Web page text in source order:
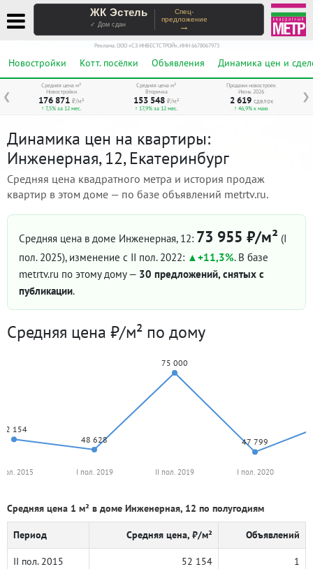
ЖК Эстель
✓ Дом сдан
Спец-
предложение
→
Реклама. ООО «СЗ ИНВЕСТСТРОЙ», ИНН 6678067973
Новостройки Котт. посёлки Объявления Динамика цен и
❮ ❯
Средняя цена м²
Новостройки
176 871 ₽/м²
↑ 7,5% за 12 мес.
Средняя цена м²
Вторичка
153 548 ₽/м²
↑ 17,9% за 12 мес.
Продажи новостроек
Июнь 2026
2 619 сделок
↑ 46,9% к маю
Динамика цен на квартиры:
Инженерная, 12, Екатеринбург
Средняя цена квадратного метра и история продаж
квартир в этом доме — по базе объявлений metrtv.ru.
Средняя цена в доме Инженерная, 12: 73 955 ₽/м² (I
пол. 2025), изменение с II пол. 2022: +11,3%. В базе
metrtv.ru по этому дому — 30 предложений, снятых с
публикации.
Средняя цена ₽/м² по дому
52 154
48 628
75 000
47 799
2015 I пол. 2019 II пол. 2019 I пол. 2020
Средняя цена 1 м² в доме Инженерная, 12 по полугодиям
Период Средняя цена, ₽/м² Объявлений
II пол. 2015 52 154 1